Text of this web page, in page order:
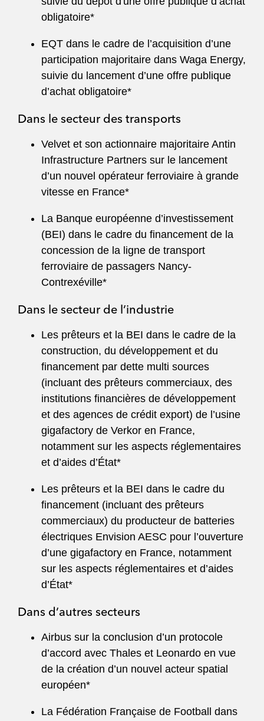
obligatoire*
EQT dans le cadre de l’acquisition d’une
participation majoritaire dans Waga Energy,
suivie du lancement d’une offre publique
d’achat obligatoire*
Dans le secteur des transports
Velvet et son actionnaire majoritaire Antin
Infrastructure Partners sur le lancement
d’un nouvel opérateur ferroviaire à grande
vitesse en France*
La Banque européenne d’investissement
(BEI) dans le cadre du financement de la
concession de la ligne de transport
ferroviaire de passagers Nancy-
Contrexéville*
Dans le secteur de l’industrie
Les prêteurs et la BEI dans le cadre de la
construction, du développement et du
financement par dette multi sources
(incluant des prêteurs commerciaux, des
institutions financières de développement
et des agences de crédit export) de l’usine
gigafactory de Verkor en France,
notamment sur les aspects réglementaires
et d’aides d’État*
Les prêteurs et la BEI dans le cadre du
financement (incluant des prêteurs
commerciaux) du producteur de batteries
électriques Envision AESC pour l’ouverture
d’une gigafactory en France, notamment
sur les aspects réglementaires et d’aides
d’État*
Dans d’autres secteurs
Airbus sur la conclusion d’un protocole
d’accord avec Thales et Leonardo en vue
de la création d’un nouvel acteur spatial
européen*
La Fédération Française de Football dans